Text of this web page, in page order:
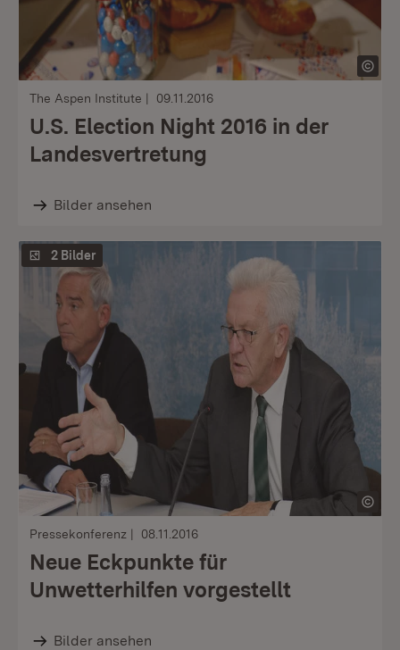
The Aspen Institute 09.11.2016
U.S. Election Night 2016 in der
Landesvertretung
Bilder ansehen
2 Bilder
Pressekonferenz 08.11.2016
Neue Eckpunkte für
Unwetterhilfen vorgestellt
Bilder ansehen